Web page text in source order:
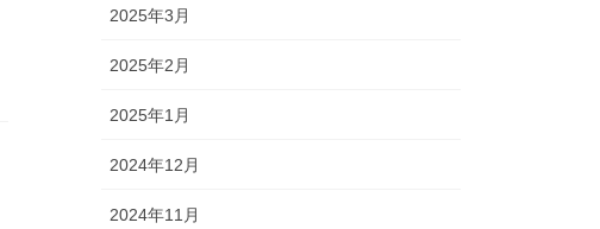
2025年3月
2025年2月
2025年1月
2024年12月
2024年11月